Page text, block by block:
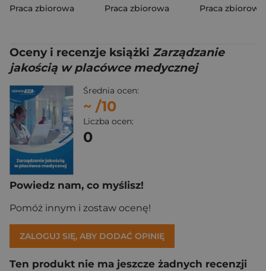
Praca zbiorowa
Praca zbiorowa
Praca zbiorowa
Oceny i recenzje książki Zarządzanie
jakością w placówce medycznej
Średnia ocen:
~ /10
Liczba ocen:
0
Powiedz nam, co myślisz!
Pomóż innym i zostaw ocenę!
ZALOGUJ SIĘ, ABY DODAĆ OPINIĘ
Ten produkt nie ma jeszcze żadnych recenzji